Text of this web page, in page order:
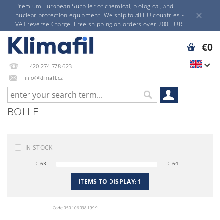
Premium European Supplier of chemical, biological, and
nuclear protection equipment. We ship to all EU countries -
VAT reverse Charge. Free shipping on orders over 200 EUR.
+420 274 778 623
info@klimafil.cz
€0
BOLLE
IN STOCK
€ 63 € 64
ITEMS TO DISPLAY: 1
Code: 0501060381999